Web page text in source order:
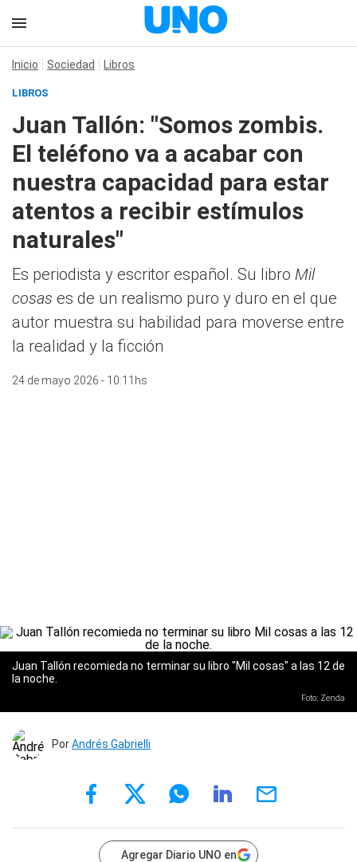
Inicio Sociedad Libros
LIBROS
Juan Tallón: "Somos zombis.
El teléfono va a acabar con
nuestra capacidad para estar
atentos a recibir estímulos
naturales"
Es periodista y escritor español. Su libro Mil
cosas es de un realismo puro y duro en el que
autor muestra su habilidad para moverse entre
la realidad y la ficción
24 de mayo 2026 - 10:11hs
Juan Tallón recomieda no terminar su libro "Mil cosas" a las 12 de
la noche.
Foto: Zenda
PorAndrés Gabrielli
Agregar Diario UNO en